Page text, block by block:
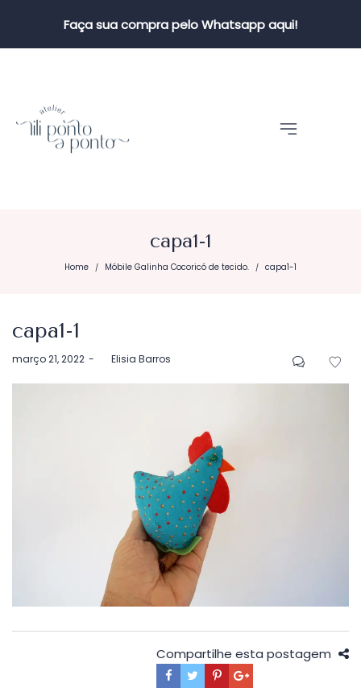
Faça sua compra pelo Whatsapp aqui!
capa1-1
Home / Móbile Galinha Cocoricó de tecido. / capa1-1
capa1-1
Postado
março 21, 2022 byElisia Barros
Compartilhe esta postagem